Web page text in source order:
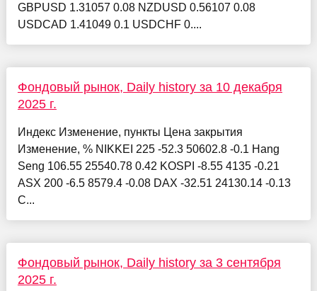
GBPUSD 1.31057 0.08 NZDUSD 0.56107 0.08
USDCAD 1.41049 0.1 USDCHF 0....
Фондовый рынок, Daily history за 10 декабря
2025 г.
Индекс Изменение, пункты Цена закрытия
Изменение, % NIKKEI 225 -52.3 50602.8 -0.1 Hang
Seng 106.55 25540.78 0.42 KOSPI -8.55 4135 -0.21
ASX 200 -6.5 8579.4 -0.08 DAX -32.51 24130.14 -0.13
C...
Фондовый рынок, Daily history за 3 сентября
2025 г.